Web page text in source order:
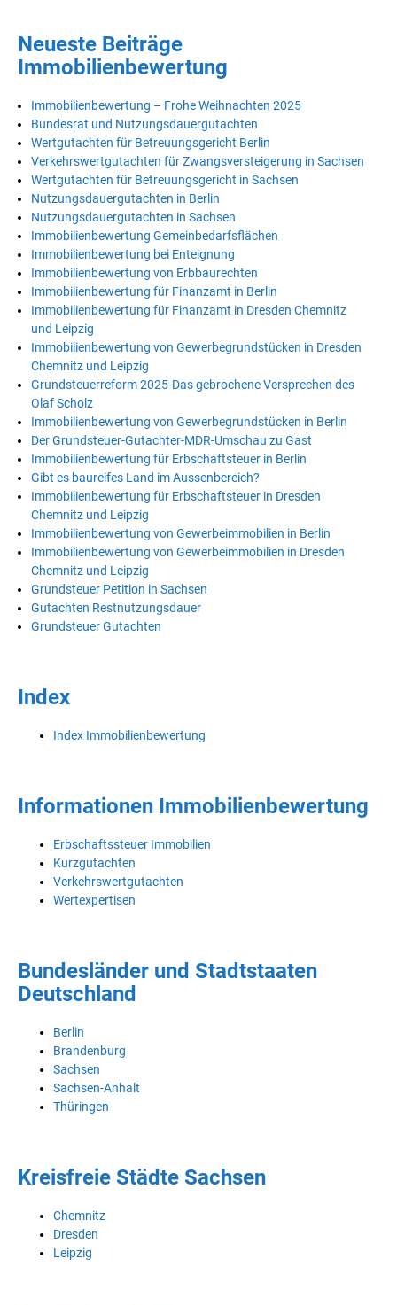
Neueste Beiträge
Immobilienbewertung
Immobilienbewertung – Frohe Weihnachten 2025
Bundesrat und Nutzungsdauergutachten
Wertgutachten für Betreuungsgericht Berlin
Verkehrswertgutachten für Zwangsversteigerung in Sachsen
Wertgutachten für Betreuungsgericht in Sachsen
Nutzungsdauergutachten in Berlin
Nutzungsdauergutachten in Sachsen
Immobilienbewertung Gemeinbedarfsflächen
Immobilienbewertung bei Enteignung
Immobilienbewertung von Erbbaurechten
Immobilienbewertung für Finanzamt in Berlin
Immobilienbewertung für Finanzamt in Dresden Chemnitz
und Leipzig
Immobilienbewertung von Gewerbegrundstücken in Dresden
Chemnitz und Leipzig
Grundsteuerreform 2025-Das gebrochene Versprechen des
Olaf Scholz
Immobilienbewertung von Gewerbegrundstücken in Berlin
Der Grundsteuer-Gutachter-MDR-Umschau zu Gast
Immobilienbewertung für Erbschaftsteuer in Berlin
Gibt es baureifes Land im Aussenbereich?
Immobilienbewertung für Erbschaftsteuer in Dresden
Chemnitz und Leipzig
Immobilienbewertung von Gewerbeimmobilien in Berlin
Immobilienbewertung von Gewerbeimmobilien in Dresden
Chemnitz und Leipzig
Grundsteuer Petition in Sachsen
Gutachten Restnutzungsdauer
Grundsteuer Gutachten
Index
Index Immobilienbewertung
Informationen Immobilienbewertung
Erbschaftssteuer Immobilien
Kurzgutachten
Verkehrswertgutachten
Wertexpertisen
Bundesländer und Stadtstaaten
Deutschland
Berlin
Brandenburg
Sachsen
Sachsen-Anhalt
Thüringen
Kreisfreie Städte Sachsen
Chemnitz
Dresden
Leipzig